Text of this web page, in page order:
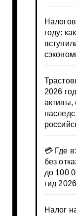
году:
2026
активы,
💳 Где
без
до 100
гид 2026
Налог